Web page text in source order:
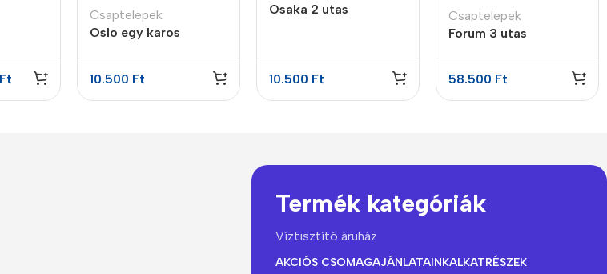
Ft
Csaptelepek
Oslo egy karos
10.500 Ft
Osaka 2 utas
10.500 Ft
Csaptelepek
Forum 3 utas
58.500 Ft
Termék kategóriák
Víztisztító áruház
AKCIÓS CSOMAGAJÁNLATAINKALKATRÉSZEK